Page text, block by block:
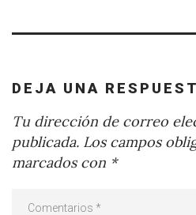
DEJA UNA
Tu dirección de correo
publicada. Los campos
marcados con *